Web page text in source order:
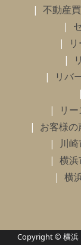
不動産
リバ
リ
お客様の
川
横
横
Copyright © 横浜